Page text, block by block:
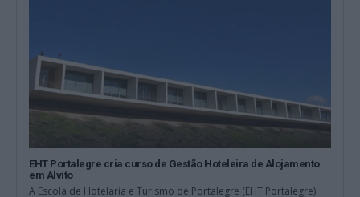
EHT Portalegre cria curso de Gestão Hoteleira de Alojamento
em Alvito
A Escola de Hotelaria e Turismo de Portalegre (EHT Portalegre)